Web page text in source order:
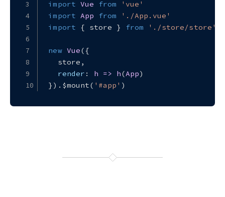
import Vue from
'vue'
import App from
'./App.vue'
import { store } from './store/store'
new Vue({
  store,
render : h => h(App)
}).$mount( '#app' )